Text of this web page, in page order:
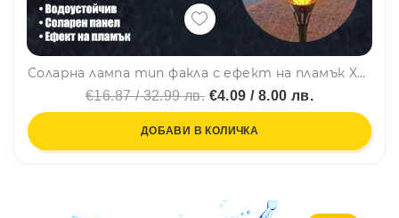
Соларна лампа тип факла с ефект на пламък XF-6017, 33 LED, 300lm, градиснко осветление, BF22
€16.87 / 32.99 лв. €4.09 / 8.00 лв.
ДОБАВИ В КОЛИЧКА